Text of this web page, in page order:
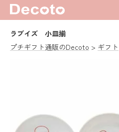
ラブイズ 小皿揃
プチギフト通販のDecoto
ギフト